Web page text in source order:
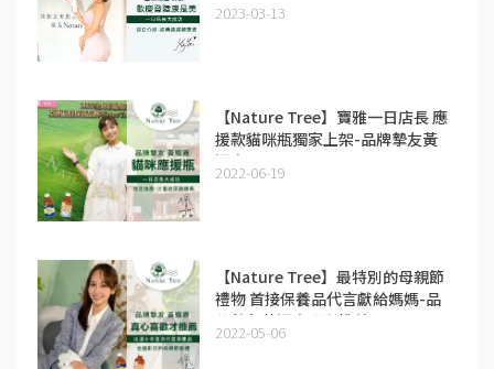
2023-03-13
【Nature Tree】寶雅一日店長 應
援款貓咪瓶獨家上架-品牌摯友黃
姵嘉
2022-06-19
【Nature Tree】最特別的母親節
禮物 首接保養品代言獻給媽媽-品
牌摯友黃姵嘉聯名推薦
2022-05-06